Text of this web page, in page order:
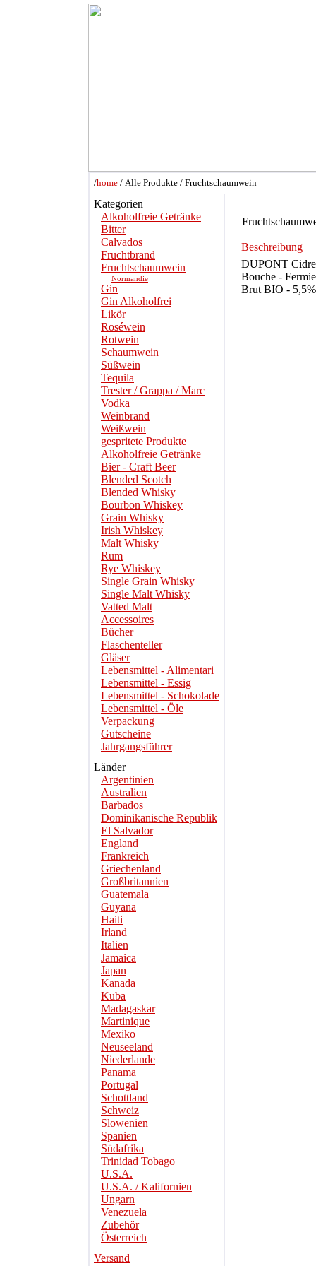
/home / Alle Produkte / Fruchtschaumwein
Kategorien
Alkoholfreie Getränke
Bitter
Calvados
Fruchtbrand
Fruchtschaumwein
Normandie
Gin
Gin Alkoholfrei
Likör
Roséwein
Rotwein
Schaumwein
Süßwein
Tequila
Trester / Grappa / Marc
Vodka
Weinbrand
Weißwein
gespritete Produkte
Alkoholfreie Getränke
Bier - Craft Beer
Blended Scotch
Blended Whisky
Bourbon Whiskey
Grain Whisky
Irish Whiskey
Malt Whisky
Rum
Rye Whiskey
Single Grain Whisky
Single Malt Whisky
Vatted Malt
Accessoires
Bücher
Flaschenteller
Gläser
Lebensmittel - Alimentari
Lebensmittel - Essig
Lebensmittel - Schokolade
Lebensmittel - Öle
Verpackung
Gutscheine
Jahrgangsführer
Länder
Argentinien
Australien
Barbados
Dominikanische Republik
El Salvador
England
Frankreich
Griechenland
Großbritannien
Guatemala
Guyana
Haiti
Irland
Italien
Jamaica
Japan
Kanada
Kuba
Madagaskar
Martinique
Mexiko
Neuseeland
Niederlande
Panama
Portugal
Schottland
Schweiz
Slowenien
Spanien
Südafrika
Trinidad Tobago
U.S.A.
U.S.A. / Kalifornien
Ungarn
Venezuela
Zubehör
Österreich
Versand
Beschreibung
DUPONT Cidre
Bouche -
Brut BIO -